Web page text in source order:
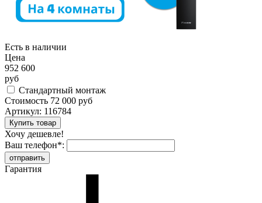
Есть в наличии
Цена
952 600
руб
Стандартный монтаж
Стоимость 72 000 руб
Артикул: 116784
Хочу дешевле!
Ваш телефон*:
Гарантия